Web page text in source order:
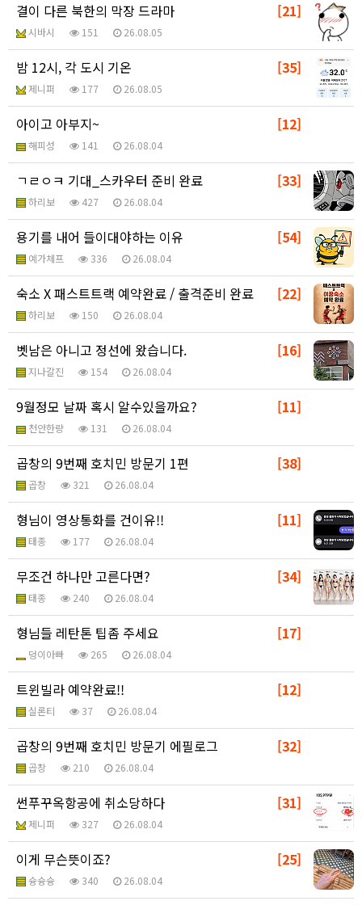
[21]
결이 다른 북한의 막장 드라마
시바시 151 26.08.05
[35]
밤 12시, 각 도시 기온
제니퍼 177 26.08.05
[12]
아이고 아부지~
해피성 141 26.08.04
[33]
ㄱㄹㅇㅋ 기대_스카우터 준비 완료
하리보 427 26.08.04
[54]
용기를 내어 들이대야하는 이유
예가체프 336 26.08.04
[22]
숙소 X 패스트트랙 예약완료 / 출격준비 완료
하리보 150 26.08.04
[16]
벳남은 아니고 정선에 왔습니다.
지나갈진 154 26.08.04
[11]
9월정모 날짜 혹시 알수있을까요?
천안한량 131 26.08.04
[38]
곱창의 9번째 호치민 방문기 1편
곱창 321 26.08.04
[11]
형님이 영상통화를 건이유!!
태종 177 26.08.04
[34]
무조건 하나만 고른다면?
태종 240 26.08.04
[17]
형님들 레탄톤 팁좀 주세요
덩이아빠 265 26.08.04
[12]
트윈빌라 예약완료!!
실론티 37 26.08.04
[32]
곱창의 9번째 호치민 방문기 에필로그
곱창 210 26.08.04
[31]
썬푸꾸옥항공에 취소당하다
제니퍼 327 26.08.04
[25]
이게 무슨뜻이죠?
슝슝슝 340 26.08.04